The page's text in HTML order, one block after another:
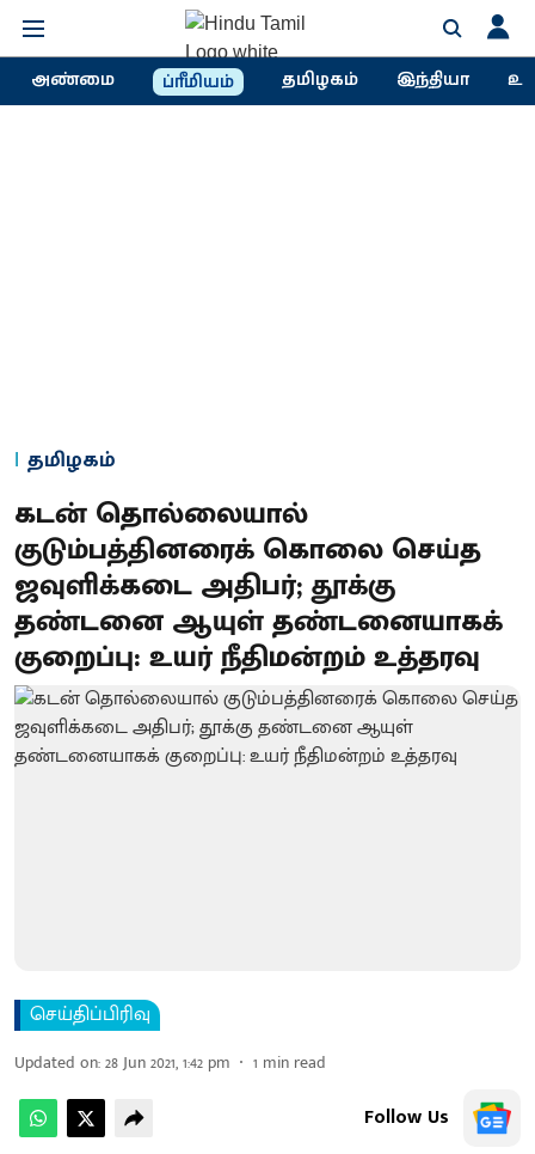
அண்மை ப்ரீமியம் தமிழகம் இந்தியா
தமிழகம்
கடன் தொல்லையால்
குடும்பத்தினரைக் கொலை செய்த
ஜவுளிக்கடை அதிபர்; தூக்கு
தண்டனை ஆயுள் தண்டனையாகக்
குறைப்பு: உயர் நீதிமன்றம் உத்தரவு
செய்திப்பிரிவு
Updated on:28 Jun 2021, 1:42 pm 1 min read
Follow Us